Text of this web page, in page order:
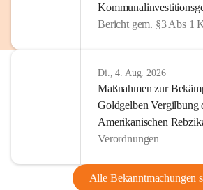
Bericht gem. §3 Abs 1
Di., 4. Aug. 2026
Maßnahmen zur
Goldgelben Vergilbung
Amerikanischen
Verordnungen
Alle Bekanntmachungen